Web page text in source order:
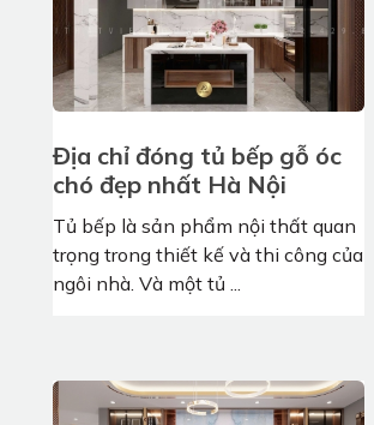
Địa chỉ đóng tủ bếp gỗ óc
chó đẹp nhất Hà Nội
Tủ bếp là sản phẩm nội thất quan
trọng trong thiết kế và thi công của
ngôi nhà. Và một tủ ...